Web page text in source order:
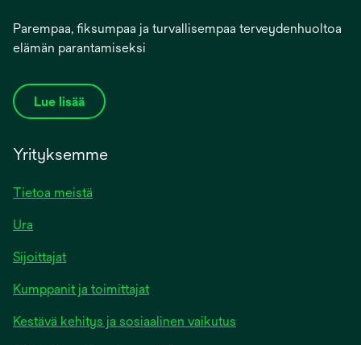
Parempaa, fiksumpaa ja turvallisempaa terveydenhuoltoa
elämän parantamiseksi
Lue lisää
Yrityksemme
Tietoa meistä
Ura
Sijoittajat
Kumppanit ja toimittajat
Kestävä kehitys ja sosiaalinen vaikutus